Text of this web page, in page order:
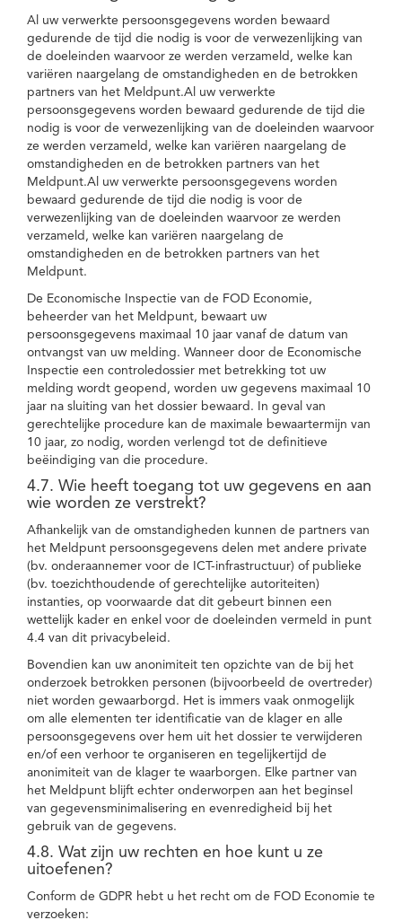
Al uw verwerkte persoonsgegevens worden bewaard
gedurende de tijd die nodig is voor de verwezenlijking van
de doeleinden waarvoor ze werden verzameld, welke kan
variëren naargelang de omstandigheden en de betrokken
partners van het Meldpunt.Al uw verwerkte
persoonsgegevens worden bewaard gedurende de tijd die
nodig is voor de verwezenlijking van de doeleinden waarvoor
ze werden verzameld, welke kan variëren naargelang de
omstandigheden en de betrokken partners van het
Meldpunt.Al uw verwerkte persoonsgegevens worden
bewaard gedurende de tijd die nodig is voor de
verwezenlijking van de doeleinden waarvoor ze werden
verzameld, welke kan variëren naargelang de
omstandigheden en de betrokken partners van het
Meldpunt.
De Economische Inspectie van de FOD Economie,
beheerder van het Meldpunt, bewaart uw
persoonsgegevens maximaal 10 jaar vanaf de datum van
ontvangst van uw melding. Wanneer door de Economische
Inspectie een controledossier met betrekking tot uw
melding wordt geopend, worden uw gegevens maximaal 10
jaar na sluiting van het dossier bewaard. In geval van
gerechtelijke procedure kan de maximale bewaartermijn van
10 jaar, zo nodig, worden verlengd tot de definitieve
beëindiging van die procedure.
4.7. Wie heeft toegang tot uw gegevens en aan
wie worden ze verstrekt?
Afhankelijk van de omstandigheden kunnen de partners van
het Meldpunt persoonsgegevens delen met andere private
(bv. onderaannemer voor de ICT-infrastructuur) of publieke
(bv. toezichthoudende of gerechtelijke autoriteiten)
instanties, op voorwaarde dat dit gebeurt binnen een
wettelijk kader en enkel voor de doeleinden vermeld in punt
4.4 van dit privacybeleid.
Bovendien kan uw anonimiteit ten opzichte van de bij het
onderzoek betrokken personen (bijvoorbeeld de overtreder)
niet worden gewaarborgd. Het is immers vaak onmogelijk
om alle elementen ter identificatie van de klager en alle
persoonsgegevens over hem uit het dossier te verwijderen
en/of een verhoor te organiseren en tegelijkertijd de
anonimiteit van de klager te waarborgen. Elke partner van
het Meldpunt blijft echter onderworpen aan het beginsel
van gegevensminimalisering en evenredigheid bij het
gebruik van de gegevens.
4.8. Wat zijn uw rechten en hoe kunt u ze
uitoefenen?
Conform de GDPR hebt u het recht om de FOD Economie te
verzoeken: